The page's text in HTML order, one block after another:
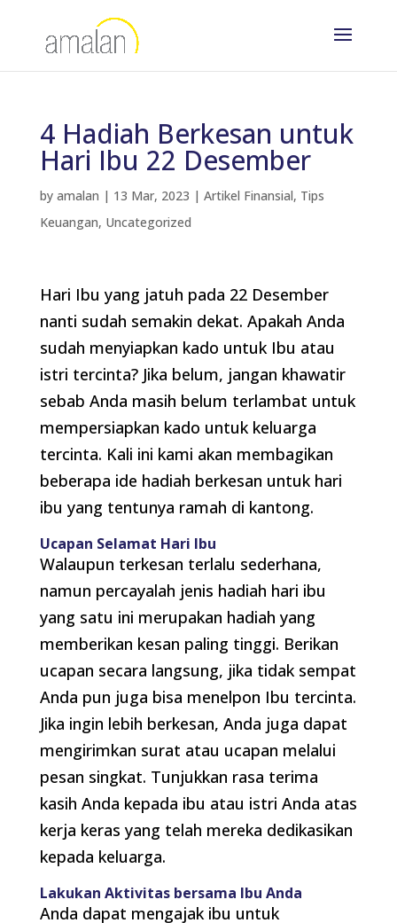
4 Hadiah Berkesan untuk
Hari Ibu 22 Desember
by amalan | 13 Mar, 2023 | Artikel Finansial, Tips
Keuangan, Uncategorized
Hari Ibu yang jatuh pada 22 Desember
nanti sudah semakin dekat. Apakah Anda
sudah menyiapkan kado untuk Ibu atau
istri tercinta? Jika belum, jangan khawatir
sebab Anda masih belum terlambat untuk
mempersiapkan kado untuk keluarga
tercinta. Kali ini kami akan membagikan
beberapa ide hadiah berkesan untuk hari
ibu yang tentunya ramah di kantong.
Ucapan Selamat Hari Ibu
Walaupun terkesan terlalu sederhana,
namun percayalah jenis hadiah hari ibu
yang satu ini merupakan hadiah yang
memberikan kesan paling tinggi. Berikan
ucapan secara langsung, jika tidak sempat
Anda pun juga bisa menelpon Ibu tercinta.
Jika ingin lebih berkesan, Anda juga dapat
mengirimkan surat atau ucapan melalui
pesan singkat. Tunjukkan rasa terima
kasih Anda kepada ibu atau istri Anda atas
kerja keras yang telah mereka dedikasikan
kepada keluarga.
Lakukan Aktivitas bersama Ibu Anda
Anda dapat mengajak ibu untuk